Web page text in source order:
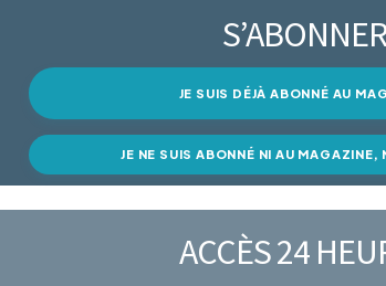
S’ABONNER
JE SUIS DÉJÀ ABONNÉ AU
JE NE SUIS ABONNÉ NI AU MAGAZINE,
ACCÈS 24